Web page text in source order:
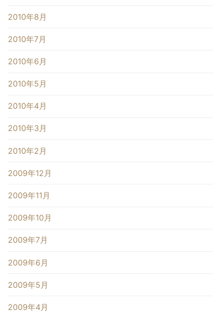
2010年8月
2010年7月
2010年6月
2010年5月
2010年4月
2010年3月
2010年2月
2009年12月
2009年11月
2009年10月
2009年7月
2009年6月
2009年5月
2009年4月